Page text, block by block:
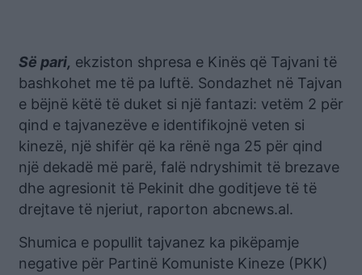
Së pari, ekziston shpresa e Kinës që Tajvani të
bashkohet me të pa luftë. Sondazhet në Tajvan
e bëjnë këtë të duket si një fantazi: vetëm 2 për
qind e tajvanezëve e identifikojnë veten si
kinezë, një shifër që ka rënë nga 25 për qind
një dekadë më parë, falë ndryshimit të brezave
dhe agresionit të Pekinit dhe goditjeve të të
drejtave të njeriut, raporton abcnews.al.
Shumica e popullit tajvanez ka pikëpamje
negative për Partinë Komuniste Kineze (PKK)